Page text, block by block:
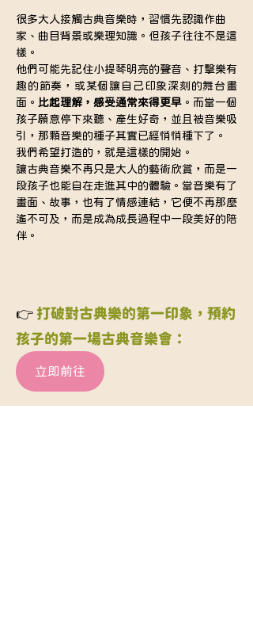
很多大人接觸古典音樂時，習慣先認識作曲
家、曲目背景或樂理知識。但孩子往往不是這
樣。
他們可能先記住小提琴明亮的聲音、打擊樂有
趣的節奏，或某個讓自己印象深刻的舞台畫
面。 比起理解，感受通常來得更早 。而當一個
孩子願意停下來聽、產生好奇，並且被音樂吸
引，那顆音樂的種子其實已經悄悄種下了。
我們希望打造的，就是這樣的開始。
讓古典音樂不再只是大人的藝術欣賞，而是一
段孩子也能自在走進其中的體驗。當音樂有了
畫面、故事，也有了情感連結，它便不再那麼
遙不可及，而是成為成長過程中一段美好的陪
伴。
👉 打破對古典樂的第一印象，預約
孩子的第一場古典音樂會：
立即前往